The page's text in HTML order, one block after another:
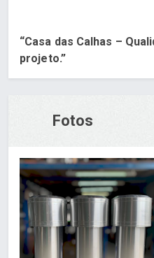
“Casa das Calhas –
projeto.”
Fotos